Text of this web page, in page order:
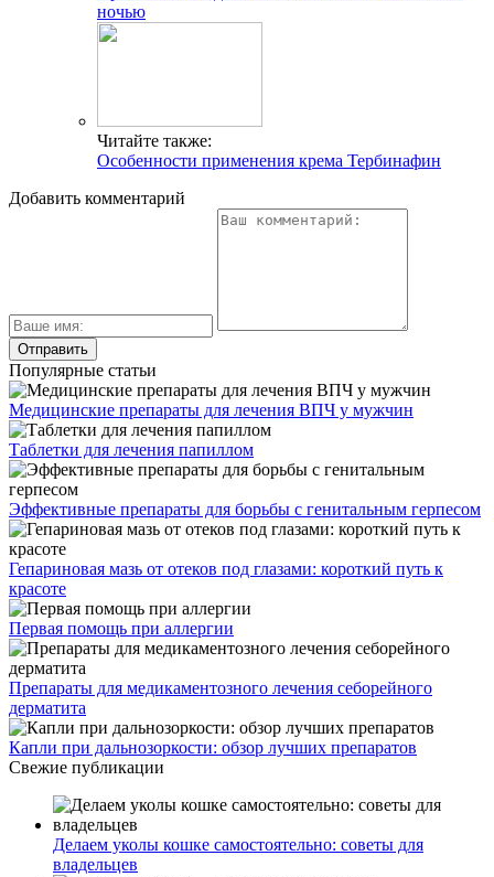
ночью
Читайте также:
Особенности применения крема Тербинафин
Добавить комментарий
Популярные статьи
Медицинские препараты для лечения ВПЧ у мужчин
Таблетки для лечения папиллом
Эффективные препараты для борьбы с генитальным герпесом
Гепариновая мазь от отеков под глазами: короткий путь к
красоте
Первая помощь при аллергии
Препараты для медикаментозного лечения себорейного
дерматита
Капли при дальнозоркости: обзор лучших препаратов
Свежие публикации
Делаем уколы кошке самостоятельно: советы для
владельцев